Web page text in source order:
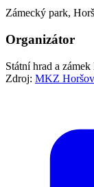
Zámecký park,
Organizátor
Státní hrad a
Zdroj: MKZ